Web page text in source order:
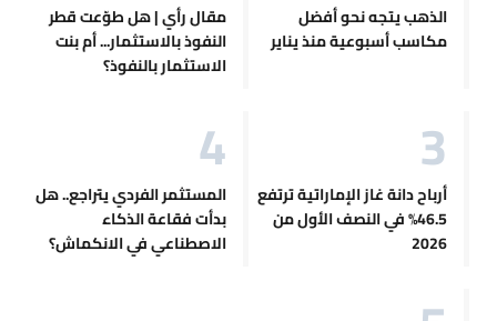
الذهب يتجه نحو أفضل
مكاسب أسبوعية منذ يناير
مقال رأي | هل طوّعت قطر
النفوذ بالاستثمار... أم بنت
الاستثمار بالنفوذ؟
أرباح دانة غاز الإماراتية ترتفع
46.5% في النصف الأول من
2026
المستثمر الفردي يتراجع.. هل
بدأت فقاعة الذكاء
الاصطناعي في الانكماش؟